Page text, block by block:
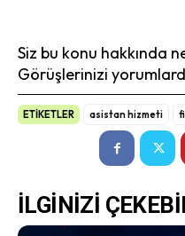
Siz bu konu hakkında
Görüşlerinizi
ETİKETLER asistan hizmeti